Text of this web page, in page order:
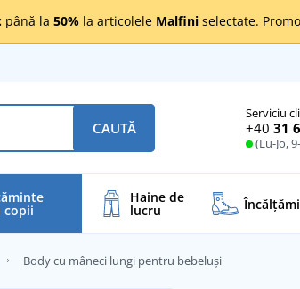
până la 50% la articolele Malfini selectate.
Serviciu
+40 31
(Lu-Jo,
CAUTĂ
copii
Haine de
lucru
Body cu mâneci lungi pentru bebeluși